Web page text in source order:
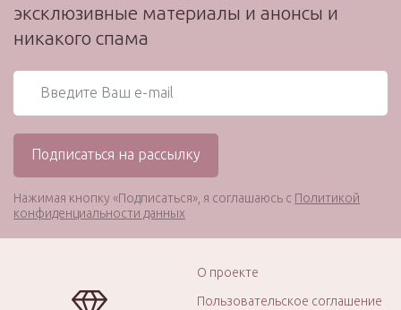
эксклюзивные материалы и анонсы и
никакого спама
Нажимая кнопку «Подписаться», я соглашаюсь с Политикой
конфиденциальности данных
О проекте
Пользовательское соглашение